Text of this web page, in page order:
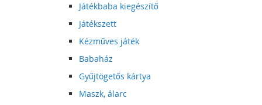
Játékbaba kiegészítő
Játékszett
Kézműves játék
Babaház
Gyűjtögetős kártya
Maszk, álarc